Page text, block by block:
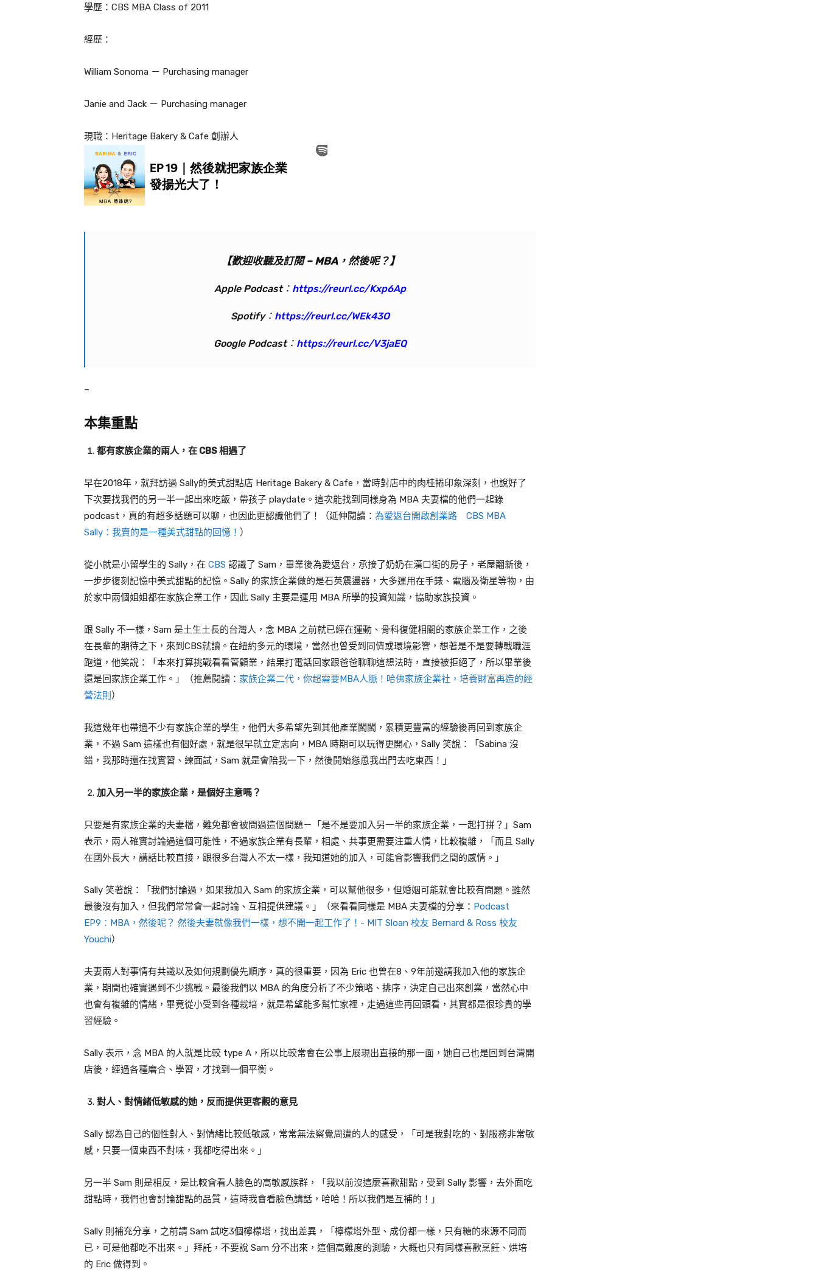
學歷： CBS MBA Class of 2011
經歷：
William Sonoma － Purchasing manager
Janie and Jack － Purchasing manager
現職： Heritage Bakery & Cafe 創辦人
【歡迎收聽及訂閱 – MBA，然後呢？】
Apple Podcast： https://reurl.cc/Kxp6Ap
Spotify： https://reurl.cc/WEk43O
Google Podcast： https://reurl.cc/V3jaEQ
–
本集重點
都有家族企業的兩人，在 CBS相遇了
早在2018年，就拜訪過 Sally的美式甜點店 Heritage Bakery & Cafe ，當時對店中的肉桂捲印象深刻，也說好了
下次要找我們的另一半一起出來吃飯，帶孩子 playdate 。這次能找到同樣身為 MBA 夫妻檔的他們一起錄
podcast ，真的有超多話題可以聊，也因此更認識他們了！（延伸閱讀： 為愛返台開啟創業路 CBS MBA
Sally：我賣的是一種美式甜點的回憶！ ）
從小就是小留學生的 Sally ，在 CBS 認識了 Sam ，畢業後為愛返台，承接了奶奶在漢口街的房子，老屋翻新後，
一步步復刻記憶中美式甜點的記憶。 Sally 的家族企業做的是石英震盪器，大多運用在手錶、電腦及衛星等物，由
於家中兩個姐姐都在家族企業工作，因此 Sally 主要是運用 MBA 所學的投資知識，協助家族投資。
跟 Sally 不一樣， Sam 是土生土長的台灣人，念 MBA 之前就已經在運動、骨科復健相關的家族企業工作，之後
在長輩的期待之下，來到 CBS就讀。在紐約多元的環境，當然也曾受到同儕或環境影響，想著是不是要轉戰職涯
跑道，他笑說：「本來打算挑戰看看管顧業，結果打電話回家跟爸爸聊聊這想法時，直接被拒絕了，所以畢業後
還是回家族企業工作。」（推薦閱讀： 家族企業二代，你超需要MBA人脈！哈佛家族企業社，培養財富再造的經
營法則 ）
我這幾年也帶過不少有家族企業的學生，他們大多希望先到其他產業闖闖，累積更豐富的經驗後再回到家族企
業，不過 Sam 這樣也有個好處，就是很早就立定志向， MBA 時期可以玩得更開心， Sally 笑說：「 Sabina 沒
錯，我那時還在找實習、練面試， Sam 就是會陪我一下，然後開始慫恿我出門去吃東西！」
加入另一半的家族企業，是個好主意嗎？
只要是有家族企業的夫妻檔，難免都會被問過這個問題－「是不是要加入另一半的家族企業，一起打拼？」 Sam
表示，兩人確實討論過這個可能性，不過家族企業有長輩，相處、共事更需要注重人情，比較複雜，「而且 Sally
在國外長大，講話比較直接，跟很多台灣人不太一樣，我知道她的加入，可能會影響我們之間的感情。」
Sally 笑著說：「我們討論過，如果我加入 Sam 的家族企業，可以幫他很多，但婚姻可能就會比較有問題。雖然
最後沒有加入，但我們常常會一起討論、互相提供建議。」（來看看同樣是 MBA 夫妻檔的分享： Podcast
EP9：MBA，然後呢？ 然後夫妻就像我們一樣，想不開一起工作了！- MIT Sloan 校友 Bernard & Ross 校友
Youchi）
夫妻兩人對事情有共識以及如何規劃優先順序，真的很重要，因為 Eric 也曾在8 、 9年前邀請我加入他的家族企
業，期間也確實遇到不少挑戰。最後我們以 MBA 的角度分析了不少策略、排序，決定自己出來創業，當然心中
也會有複雜的情緒，畢竟從小受到各種栽培，就是希望能多幫忙家裡，走過這些再回頭看，其實都是很珍貴的學
習經驗。
Sally 表示， 念 MBA 的人就是比較 type A ，所以比較常會在公事上展現出直接的那一面，她自己也是回到台灣開
店後，經過各種磨合、學習，才找到一個平衡。
對人、對情緒低敏感的她，反而提供更客觀的意見
Sally 認為自己的個性對人、對情緒比較低敏感，常常無法察覺周遭的人的感受，「可是我對吃的、對服務非常敏
感，只要一個東西不對味，我都吃得出來。」
另一半 Sam 則是相反，是比較會看人臉色的高敏感族群，「我以前沒這麼喜歡甜點，受到 Sally 影響，去外面吃
甜點時，我們也會討論甜點的品質，這時我會看臉色講話，哈哈！所以我們是互補的！」
Sally 則補充分享，之前請 Sam 試吃3個檸檬塔，找出差異，「檸檬塔外型、成份都一樣，只有糖的來源不同而
已，可是他都吃不出來。」拜託，不要說 Sam 分不出來，這個高難度的測驗，大概也只有同樣喜歡烹飪、烘培
的 Eric 做得到。